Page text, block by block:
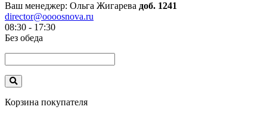
Ваш менеджер: Ольга Жигарева доб. 1241
director@oooosnova.ru
08:30 - 17:30
Без обеда
Корзина покупателя